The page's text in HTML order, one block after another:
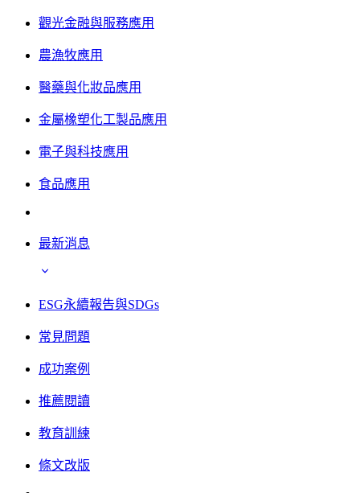
觀光金融與服務應用
農漁牧應用
醫藥與化妝品應用
金屬橡塑化工製品應用
電子與科技應用
食品應用
最新消息
ESG永續報告與SDGs
常見問題
成功案例
推薦閱讀
教育訓練
條文改版